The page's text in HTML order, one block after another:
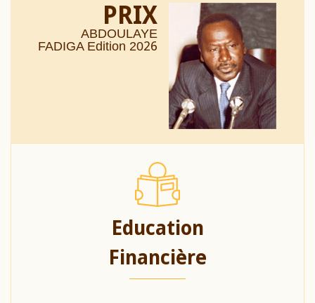
PRIX
ABDOULAYE
FADIGA Edition 2026
Education
Financière